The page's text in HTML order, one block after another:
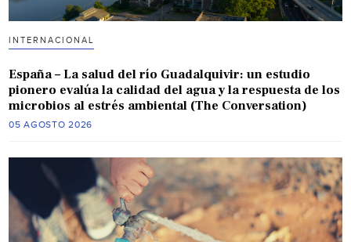
INTERNACIONAL
España – La salud del río Guadalquivir: un estudio
pionero evalúa la calidad del agua y la respuesta de los
microbios al estrés ambiental (The Conversation)
05 AGOSTO 2026